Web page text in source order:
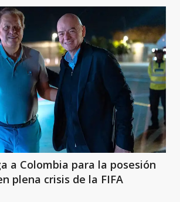
a Colombia para la posesión
plena crisis de la FIFA